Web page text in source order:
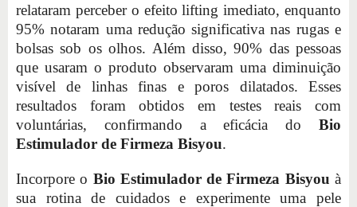
relataram perceber o efeito lifting imediato, enquanto
95% notaram uma redução significativa nas rugas e
bolsas sob os olhos. Além disso, 90% das pessoas
que usaram o produto observaram uma diminuição
visível de linhas finas e poros dilatados. Esses
resultados foram obtidos em testes reais com
voluntárias, confirmando a eficácia do Bio
Estimulador de Firmeza Bisyou.
Incorpore o Bio Estimulador de Firmeza Bisyou à
sua rotina de cuidados e experimente uma pele